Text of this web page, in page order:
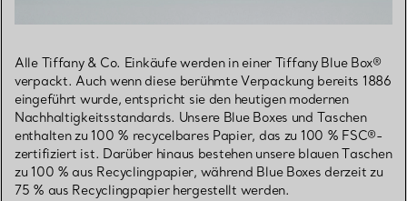
Alle Tiffany & Co. Einkäufe werden in einer Tiffany Blue Box®
verpackt. Auch wenn diese berühmte Verpackung bereits 1886
eingeführt wurde, entspricht sie den heutigen modernen
Nachhaltigkeitsstandards. Unsere Blue Boxes und Taschen
enthalten zu 100 % recycelbares Papier, das zu 100 % FSC®-
zertifiziert ist. Darüber hinaus bestehen unsere blauen Taschen
zu 100 % aus Recyclingpapier, während Blue Boxes derzeit zu
75 % aus Recyclingpapier hergestellt werden.